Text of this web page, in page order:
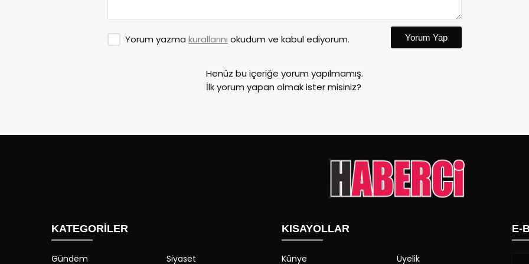
Yorum yazma kurallarını okudum ve kabul ediyorum. Yorum Yap
Henüz bu içeriğe yorum yapılmamış.
İlk yorum yapan olmak ister misiniz?
KATEGORİLER
Gündem Siyaset
KISAYOLLAR
Künye Üyelik
E-